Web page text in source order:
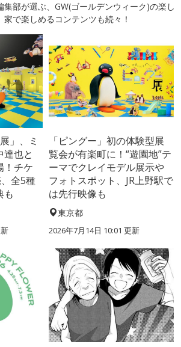
集部が選ぶ、GW(ゴールデンウィーク)の楽し
家で楽しめるコンテンツも続々！
」、ミ
達也と
！チケ
全5種
も
「ピングー」初の体験型展
覧会が有楽町に！“遊園地”テ
ーマでクレイモデル展示や
フォトスポット、JR上野駅で
は先行映像も
東京都
2026年7月14日 10:01 更新